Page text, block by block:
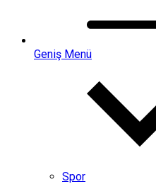
Geniş Menü
Spor